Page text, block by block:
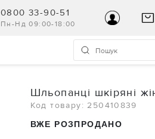
0800 33-90-51
Пн-Нд 09:00-18:00
ВАШ КОШИК
ПЕРЕГЛЯНУТИ
Шльопанці шкіряні
Код товару: 250410839
ВЖЕ РОЗПРОДАНО